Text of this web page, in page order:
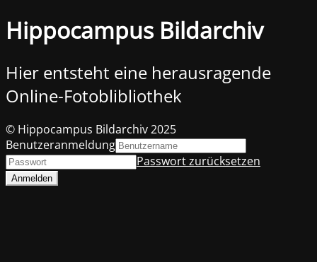
Hippocampus Bildarchiv
Hier entsteht eine herausragende
Online-Fotoblibliothek
© Hippocampus Bildarchiv 2025
Benutzeranmeldung
Passwort zurücksetzen